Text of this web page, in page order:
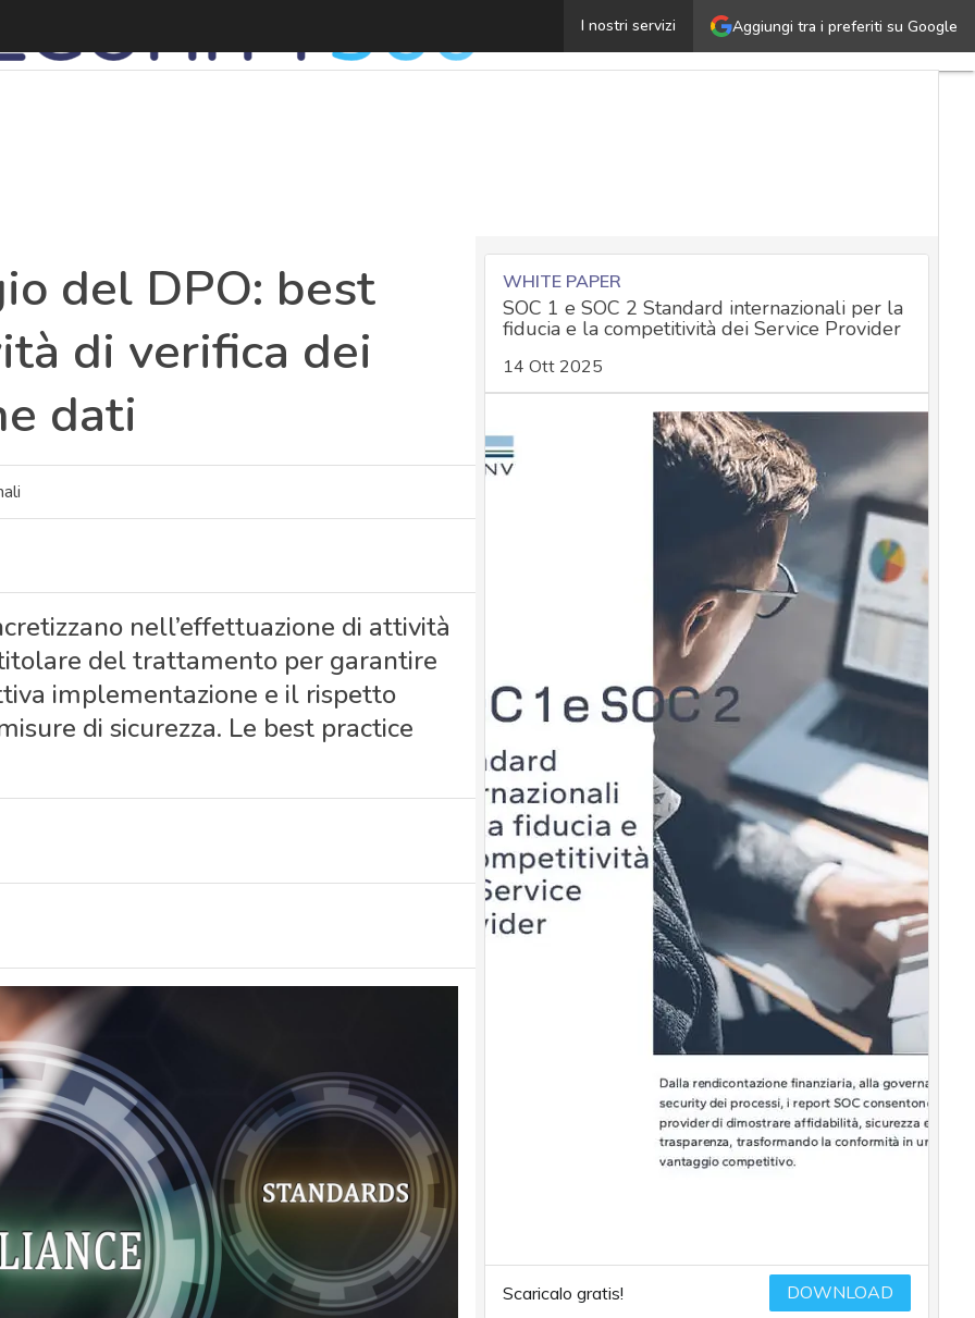
Aggiungi tra i preferiti su Google
I nostri servizi
Piani di monitoraggio del DPO: best practice per le
del DPO: best
di verifica dei
dati
nell’effettuazione di attività
del trattamento per garantire
implementazione e il rispetto
di sicurezza. Le best practice
WHITE PAPER
SOC 1 e SOC 2 Standard internazionali per la
fiducia e la competitività dei Service Provider
14 Ott 2025
Scaricalo gratis! DOWNLOAD